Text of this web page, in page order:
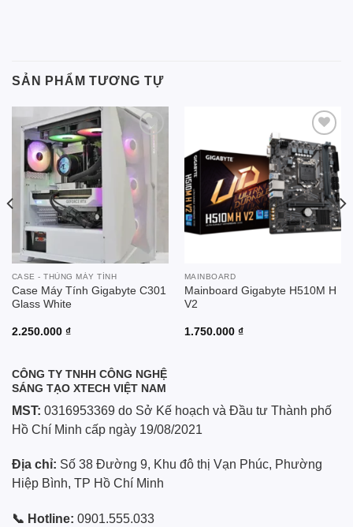
SẢN PHẨM TƯƠNG TỰ
wishlist
CASE - THÙNG MÁY TÍNH
Case Máy Tính Gigabyte C301
Glass White
2.250.000 ₫
Add to
wishlist
MAINBOARD
Mainboard Gigabyte H510M H
V2
1.750.000 ₫
CÔNG TY TNHH CÔNG NGHỆ
SÁNG TẠO XTECH VIỆT NAM
MST: 0316953369 do Sở Kế hoạch và Đầu tư Thành phố
Hồ Chí Minh cấp ngày 19/08/2021
Địa chỉ: Số 38 Đường 9, Khu đô thị Vạn Phúc, Phường
Hiệp Bình, TP Hồ Chí Minh
📞 Hotline: 0901.555.033